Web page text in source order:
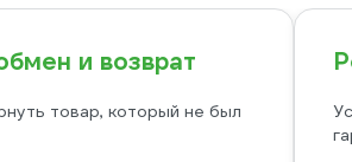
и возврат
товар, который не был